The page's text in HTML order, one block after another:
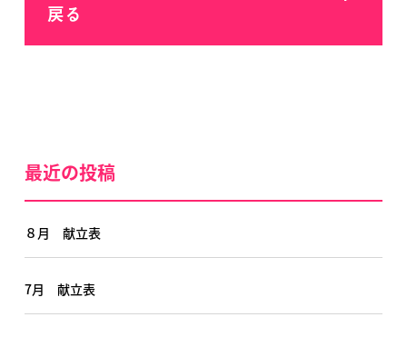
戻る
最近の投稿
８月 献立表
7月 献立表